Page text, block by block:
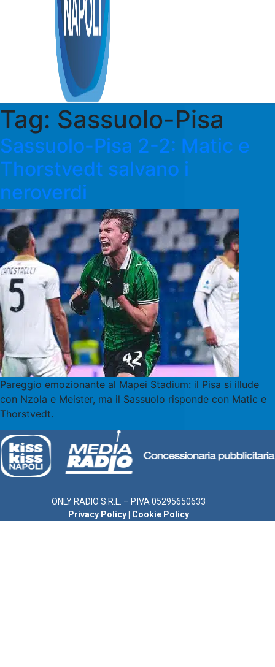
Tag: Sassuolo-Pisa
Sassuolo-Pisa 2-2: Matic e
Thorstvedt salvano i
neroverdi
Pareggio emozionante al Mapei Stadium: il Pisa si illude
con Nzola e Meister, ma il Sassuolo risponde con Matic e
Thorstvedt.
ONLY RADIO S.R.L. – P.IVA 05295650633
Privacy Policy
Cookie Policy